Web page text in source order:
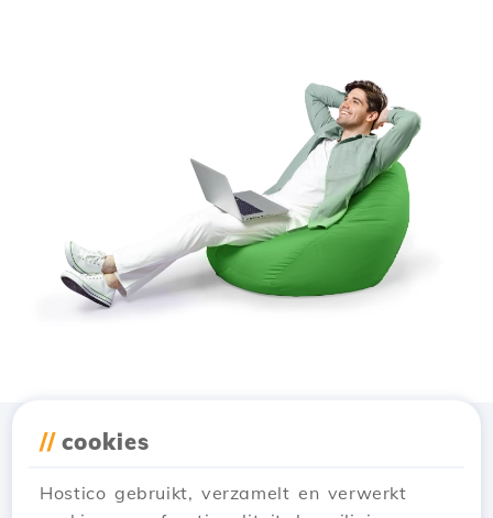
// cookies
Hostico gebruikt, verzamelt en verwerkt
Download de app